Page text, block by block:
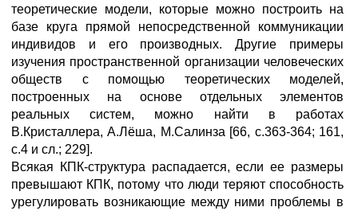
теоретические модели, которые можно построить на
базе круга прямой непосредственной коммуникации
индивидов и его производных. Другие примеры
изучения пространственной организации человеческих
обществ с помощью теоретических моделей,
построенных на основе отдельных элементов
реальных систем, можно найти в работах
В.Кристаллера, А.Лёша, М.Салинза [66, с.363-364; 161,
с.4 и сл.; 229].
Всякая КПК-структура распадается, если ее размеры
превышают КПК, потому что люди теряют способность
урегулировать возникающие между ними проблемы в